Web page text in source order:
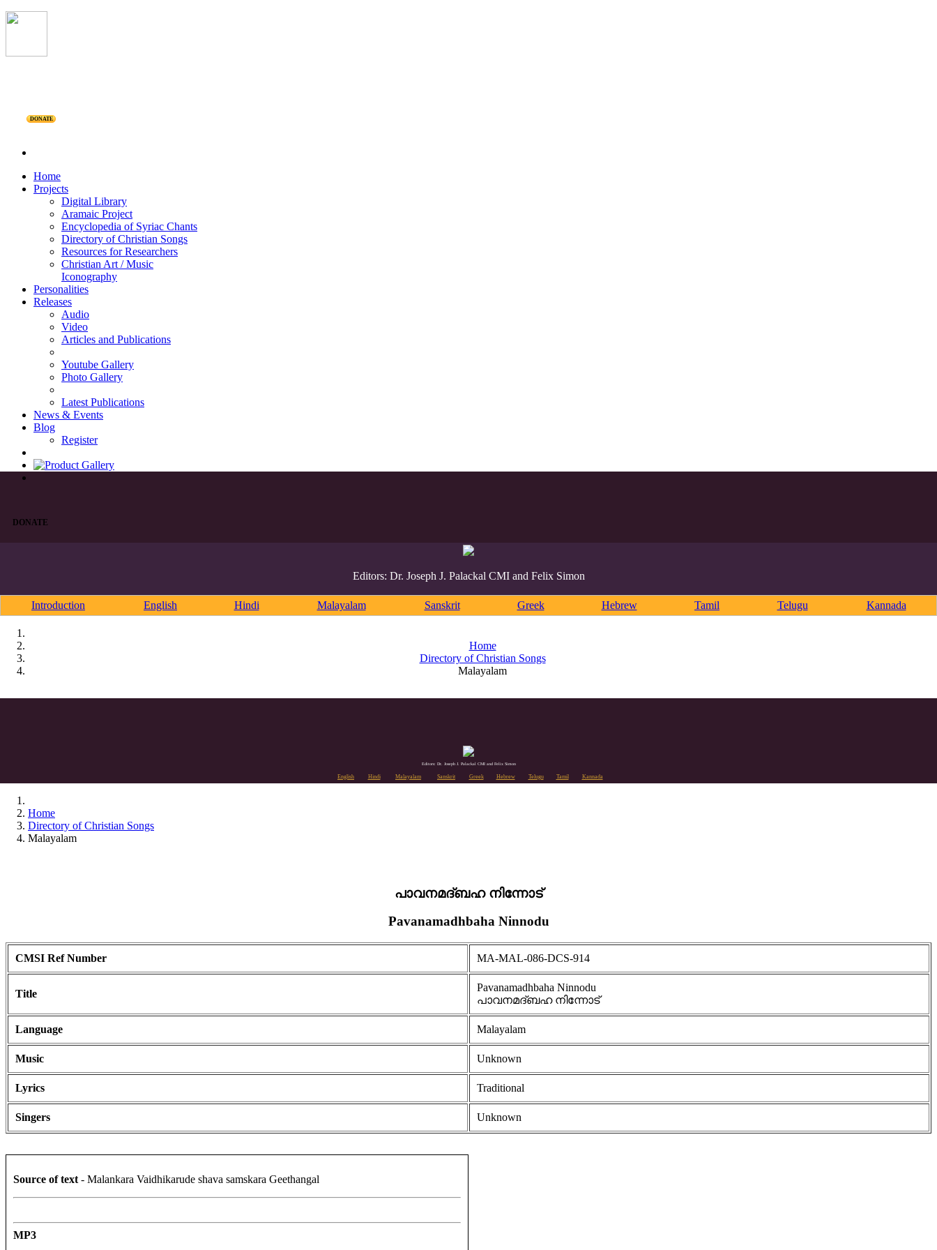
DONATE
Home
Projects
Digital Library
Aramaic Project
Encyclopedia of Syriac Chants
Directory of Christian Songs
Resources for Researchers
Christian Art / Music
Iconography
Personalities
Releases
Audio
Video
Articles and Publications
Youtube Gallery
Photo Gallery
Latest Publications
News & Events
Blog
Register
DONATE
Editors: Dr. Joseph J. Palackal CMI and Felix Simon
Introduction English Hindi Malayalam Sanskrit Greek Hebrew Tamil Telugu Kannada
Home
Directory of Christian Songs
Malayalam
Editors: Dr. Joseph J. Palackal CMI and Felix Simon
English Hindi Malayalam Sanskrit Greek Hebrew Telugu Tamil Kannada
Home
Directory of Christian Songs
Malayalam
പാവനമദ്ബഹ നിന്നോട്
Pavanamadhbaha Ninnodu
CMSI Ref Number MA-MAL-086-DCS-914
Title
Pavanamadhbaha Ninnodu
പാവനമദ്ബഹ നിന്നോട്
Language Malayalam
Music Unknown
Lyrics Traditional
Singers Unknown
Source of text - Malankara Vaidhikarude shava samskara Geethangal
MP3